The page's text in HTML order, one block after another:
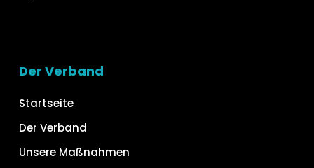
Der Verband
Startseite
Der Verband
Unsere Maßnahmen